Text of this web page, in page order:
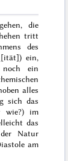
die
tritt
des
ein,
ein
alles
sich das
wie?) im
das
Natur
am